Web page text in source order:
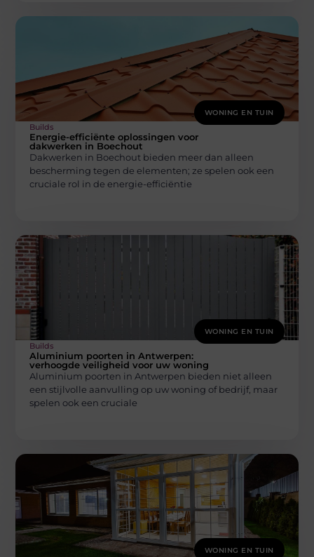
WONING EN TUIN
Builds
Energie-efficiënte oplossingen voor
dakwerken in Boechout
Dakwerken in Boechout bieden meer dan alleen
bescherming tegen de elementen; ze spelen ook een
cruciale rol in de energie-efficiëntie
WONING EN TUIN
Builds
Aluminium poorten in Antwerpen:
verhoogde veiligheid voor uw woning
Aluminium poorten in Antwerpen bieden niet alleen
een stijlvolle aanvulling op uw woning of bedrijf, maar
spelen ook een cruciale
WONING EN TUIN